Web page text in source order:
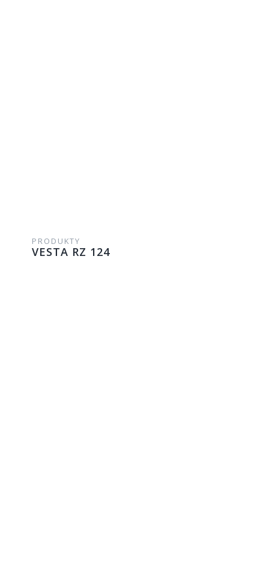
PRODUKTY
VESTA RZ 124